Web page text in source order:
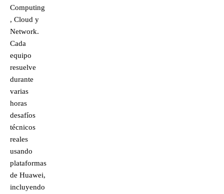
Computing
, Cloud y
Network.
Cada
equipo
resuelve
durante
varias
horas
desafíos
técnicos
reales
usando
plataformas
de Huawei,
incluyendo